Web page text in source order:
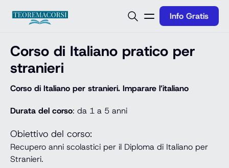
Info Gratis
Corso di Italiano pratico per
stranieri
Corso di Italiano per stranieri. Imparare l’italiano
Durata del corso: da 1 a 5 anni
Obiettivo del corso:
Recupero anni scolastici per il Diploma di Italiano per
Stranieri.